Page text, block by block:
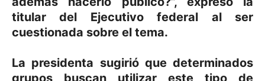
titular del Ejecutivo federal al ser
cuestionada sobre el tema.
La presidenta sugirió que determinados